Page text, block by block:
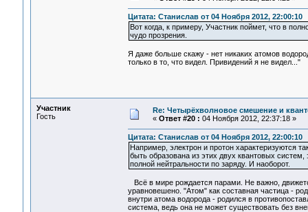
Цитата: Станислав от 04 Ноября 2012, 22:00:10
Вот когда, к примеру, Участник поймет, что в
чудо прозрения.
Я даже больше скажу - нет никаких атомов
только в то, что видел. Привидений я не видел..."
Участник
Гость
Re: Четырёхволновое смешение и
« Ответ #20 : 04 Ноября 2012, 22:37:18 »
Цитата: Станислав от 04 Ноября 2012, 22:00:10
Например, электрон и протон характеризуются
быть образована из этих двух квантовых
полной нейтральности по заряду. И наоборот.
Всё в мире рождается парами. Не важно,
уравновешено. "Атом" как составная частица -
внутри атома водорода - родился в
система, ведь она не может существовать без